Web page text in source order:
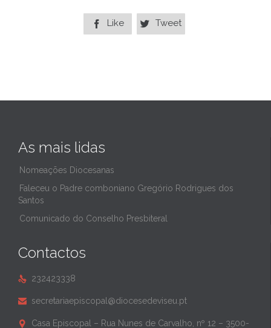
 Like  Tweet
As mais lidas
Nomeações Diocesanas
Faleceu o Padre comboniano Gregório Rodrigues dos
Santos
Comunicado do Conselho Presbiteral
Contactos
 232423338
 secretariaepiscopal@diocesedeviseu.pt
 Casa Episcopal – Rua Nunes de Carvalho, nº 12 – 3500-